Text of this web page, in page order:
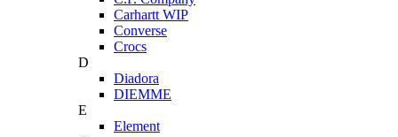
Carhartt WIP
Converse
Crocs
D
Diadora
DIEMME
E
Element